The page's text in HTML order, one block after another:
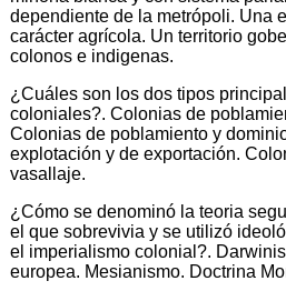
dependiente de la metrópoli. Una
carácter agrícola. Un territorio
colonos e indigenas.
¿Cuáles son los dos tipos
coloniales?. Colonias de
Colonias de poblamiento y
explotación y de exportación.
vasallaje.
¿Cómo se denominó la teoria
el que sobrevivia y se utilizó
el imperialismo colonial?.
europea. Mesianismo. Doctrina